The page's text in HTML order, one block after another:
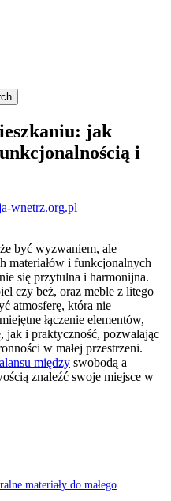
jak
i
wnetrz.org.pl
być wyzwaniem, ale
materiałów i funkcjonalnych
się przytulna i harmonijna.
czy beż, oraz meble z litego
atmosferę, która nie
łączenie elementów,
jak i praktyczność, pozwalając
w małej przestrzeni.
między swobodą a
znaleźć swoje miejsce w
materiały do małego